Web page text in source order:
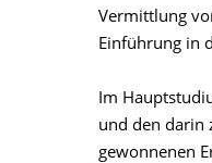
Vermittlung
Einführung in
Im
und den darin
gewonnenen